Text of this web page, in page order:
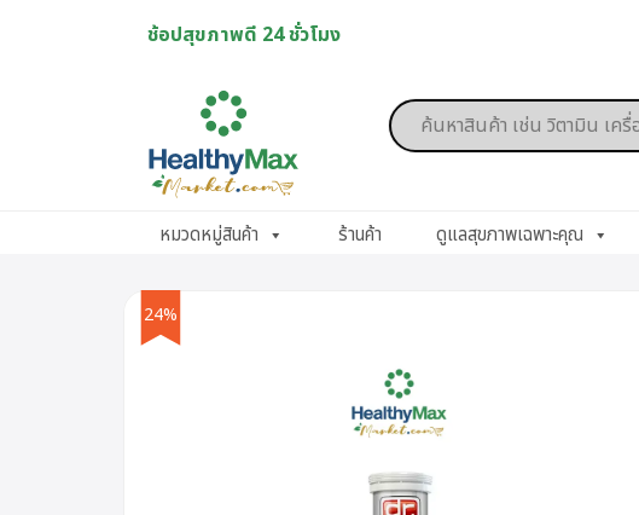
ช้อปสุขภาพดี 24 ชั่วโมง
Products
search
หมวดหมู่สินค้า ร้านค้า ดูแลสุขภาพเฉพาะคุณ
24%